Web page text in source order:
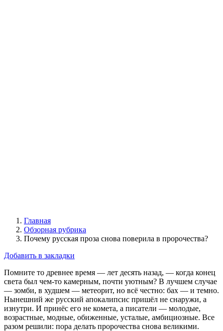
Главная
Обзорная рубрика
Почему русская проза снова поверила в пророчества?
Добавить в закладки
Помните то древнее время — лет десять назад, — когда конец
света был чем-то камерным, почти уютным? В лучшем случае
— зомби, в худшем — метеорит, но всё честно: бах — и темно.
Нынешний же русский апокалипсис пришёл не снаружи, а
изнутри. И принёс его не комета, а писатели — молодые,
возрастные, модные, обиженные, усталые, амбициозные. Все
разом решили: пора делать пророчества снова великими.